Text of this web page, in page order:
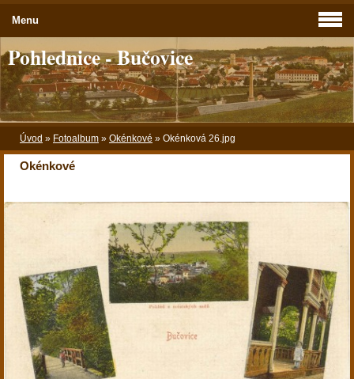
Pohlednice - Bučovice
Úvod » Fotoalbum » Okénkové » Okénková 26.jpg
Okénkové
Menu